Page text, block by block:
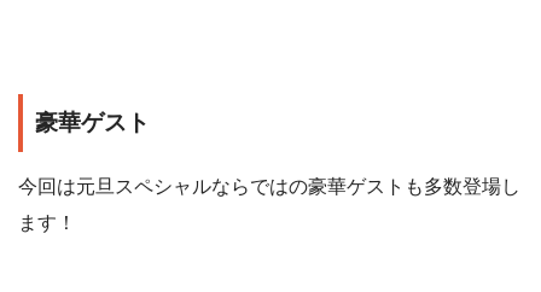
豪華ゲスト
今回は元旦スペシャルならではの豪華ゲストも多数登場し
ます！